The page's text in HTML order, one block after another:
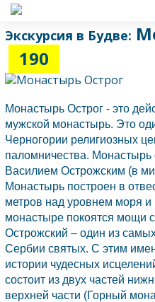
Экскурсия в Будве:
190
Монастырь Острог - это
мужской монастырь. Это
Черногории религиозных
паломничества. Монастырь
Василием Острожским (в
Монастырь построен в
метров над уровнем моря
монастыре покоятся мощи
Острожский – один из
Сербии святых. С этим
истории чудесных
состоит из двух частей
верхней части (Горный